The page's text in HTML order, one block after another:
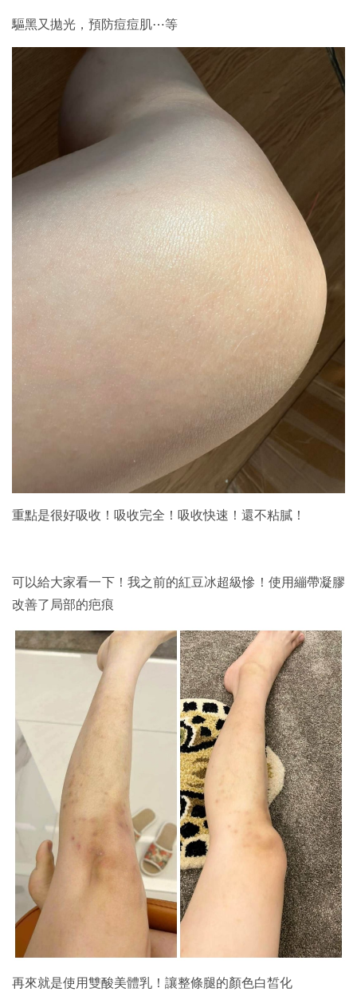
驅黑又拋光，預防痘痘肌⋯等
重點是很好吸收！吸收完全！吸收快速！還不粘膩！
可以給大家看一下！我之前的紅豆冰超級慘！使用繃帶凝膠
改善了局部的疤痕
再來就是使用雙酸美體乳！讓整條腿的顏色白皙化